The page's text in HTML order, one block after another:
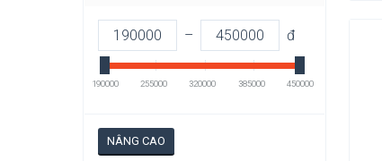
– đ
190000 255000 320000 385000 450000
NÂNG CAO